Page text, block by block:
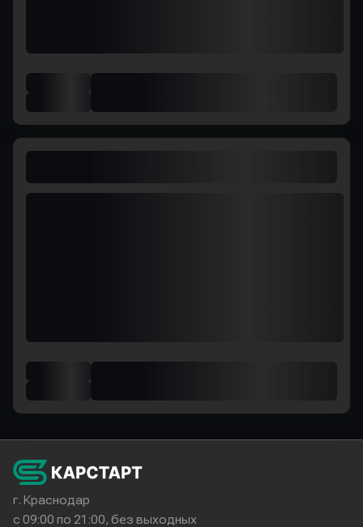
г. Краснодар
с 09:00 по 21:00, без выходных